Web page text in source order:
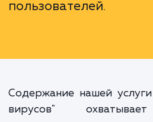
внимания и
вредоносных